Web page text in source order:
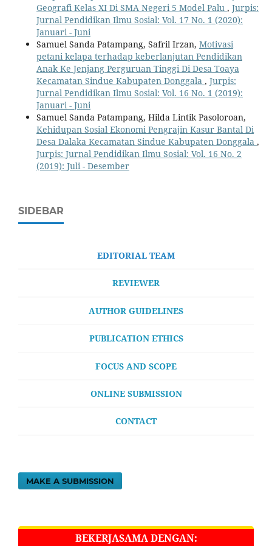
Geografi Kelas XI Di SMA Negeri 5 Model Palu , Jurpis:
Jurnal Pendidikan Ilmu Sosial: Vol. 17 No. 1 (2020):
Januari - Juni
Samuel Sanda Patampang, Safril Irzan, Motivasi
petani kelapa terhadap keberlanjutan Pendidikan
Anak Ke Jenjang Perguruan Tinggi Di Desa Toaya
Kecamatan Sindue Kabupaten Donggala , Jurpis:
Jurnal Pendidikan Ilmu Sosial: Vol. 16 No. 1 (2019):
Januari - Juni
Samuel Sanda Patampang, Hilda Lintik Pasoloroan,
Kehidupan Sosial Ekonomi Pengrajin Kasur Bantal Di
Desa Dalaka Kecamatan Sindue Kabupaten Donggala ,
Jurpis: Jurnal Pendidikan Ilmu Sosial: Vol. 16 No. 2
(2019): Juli - Desember
SIDEBAR
EDITORIAL TEAM
REVIEWER
AUTHOR GUIDELINES
PUBLICATION ETHICS
FOCUS AND SCOPE
ONLINE SUBMISSION
CONTACT
MAKE A SUBMISSION
BEKERJASAMA DENGAN: